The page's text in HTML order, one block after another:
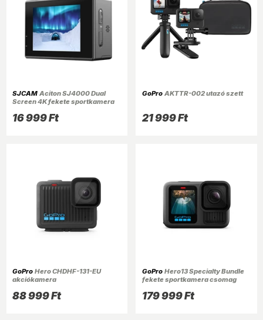
SJCAM Aciton SJ4000 Dual
Screen 4K fekete sportkamera
16 999 Ft
GoPro AKTTR-002 utazó szett
21 999 Ft
GoPro Hero CHDHF-131-EU
akciókamera
88 999 Ft
GoPro Hero13 Specialty Bundle
fekete sportkamera csomag
179 999 Ft